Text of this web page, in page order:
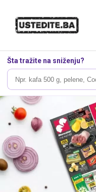
Šta tražite na sniženju?